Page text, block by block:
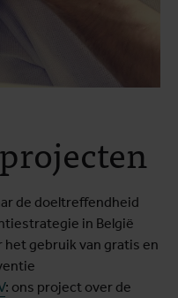
de doeltreffendheid
in België
het gebruik van gratis en
: ons project over de